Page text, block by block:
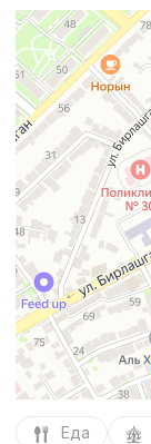
Еда